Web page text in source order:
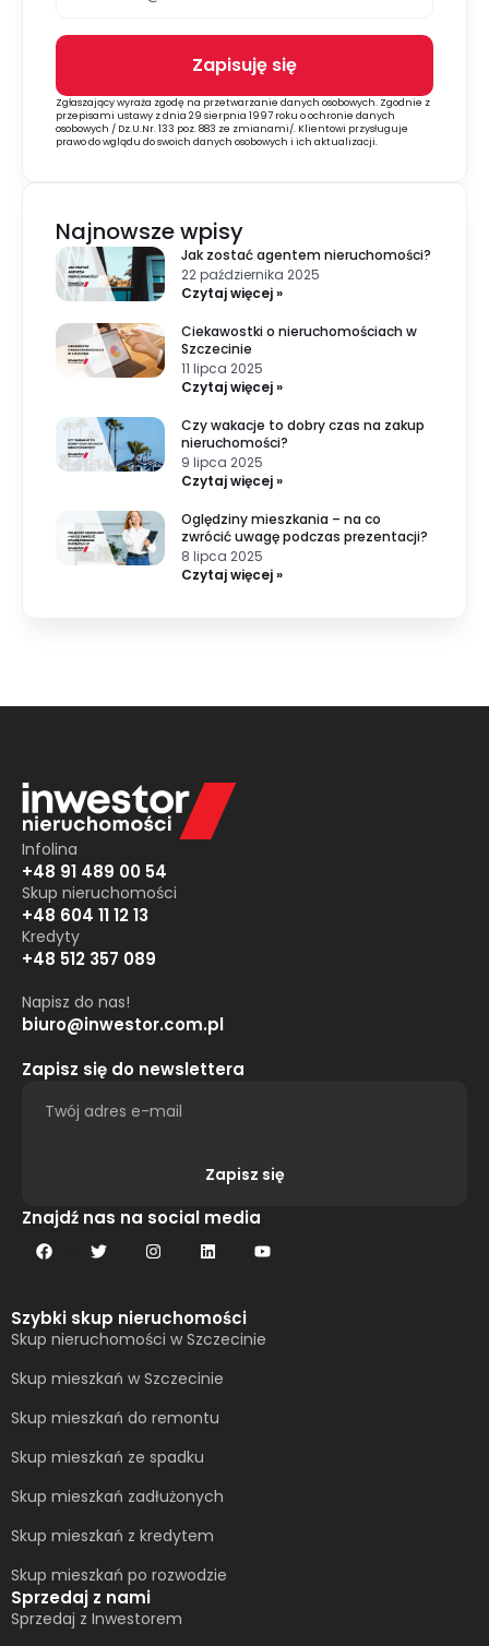
Zapisuję się
Alternative:
Zgłaszający wyraża zgodę na przetwarzanie danych osobowych. Zgodnie z
przepisami ustawy z dnia 29 sierpnia 1997 roku o ochronie danych
osobowych / Dz.U.Nr. 133 poz. 883 ze zmianami/. Klientowi przysługuje
prawo do wglądu do swoich danych osobowych i ich aktualizacji.
Najnowsze wpisy
Jak zostać agentem nieruchomości?
22 października 2025
Czytaj więcej »
Ciekawostki o nieruchomościach w
Szczecinie
11 lipca 2025
Czytaj więcej »
Czy wakacje to dobry czas na zakup
nieruchomości?
9 lipca 2025
Czytaj więcej »
Oględziny mieszkania – na co
zwrócić uwagę podczas prezentacji?
8 lipca 2025
Czytaj więcej »
Infolina
+48 91 489 00 54
Skup nieruchomości
+48 604 11 12 13
Kredyty
+48 512 357 089
Napisz do nas!
biuro@inwestor.com.pl
Zapisz się do newslettera
Zapisz się
Alternative:
Znajdź nas na social media
Szybki skup nieruchomości
Skup nieruchomości w Szczecinie
Skup mieszkań w Szczecinie
Skup mieszkań do remontu
Skup mieszkań ze spadku
Skup mieszkań zadłużonych
Skup mieszkań z kredytem
Skup mieszkań po rozwodzie
Sprzedaj z nami
Sprzedaj z Inwestorem